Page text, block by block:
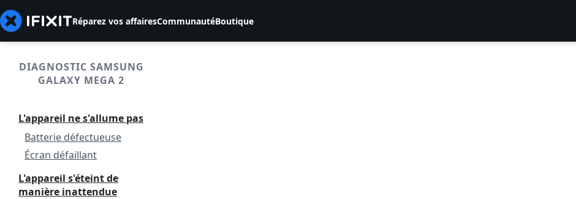
Réparez vos affairesCommunautéBoutique
DIAGNOSTIC SAMSUNG
GALAXY MEGA 2
L'appareil ne s'allume pas
Batterie défectueuse
Écran défaillant
L'appareil s'éteint de
manière inattendue